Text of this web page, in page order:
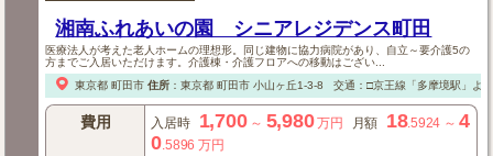
湘南ふれあいの園 シニアレジデンス町田
医療法人が考えた老人ホームの理想形。同じ建物に協力病院があり、自立～要介護5の
方までご入居いただけます。介護棟・介護フロアへの移動はござい...
東京都 町田市 住所： 東京都 町田市小山ヶ丘1-3-8 交通：□京王線「多摩境駅」よ
費用 入居時 1,700～ 5,980万円 月額 18.5924 ～4
0.5896 万円